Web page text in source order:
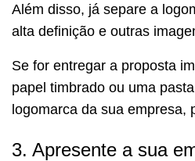
Além disso, já separe a
alta definição e outras
Se for entregar a proposta
papel timbrado ou uma
logomarca da sua empresa,
3. Apresente a sua